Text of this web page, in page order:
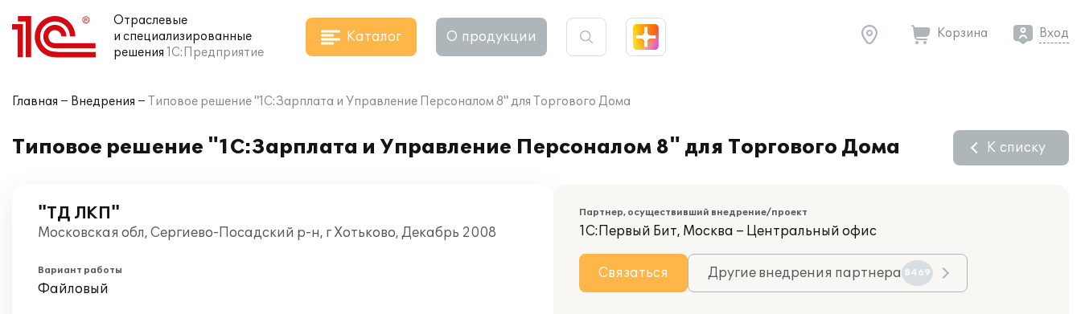
Отраслевые
и специализированные
решения 1С:Предприятие
Каталог О продукции Корзина Вход
Главная Внедрения Типовое решение "1С:Зарплата и Управление Персоналом 8" для Торгового Дома
Типовое решение "1С:Зарплата и Управление Персоналом 8" для Торгового Дома К списку
"ТД ЛКП"
Московская обл, Сергиево-Посадский р-н, г Хотьково, Декабрь 2008
Вариант работы
Файловый
Партнер, осуществивший внедрение/проект
1С:Первый Бит, Москва – Центральный офис
Связаться Другие внедрения партнера 8469